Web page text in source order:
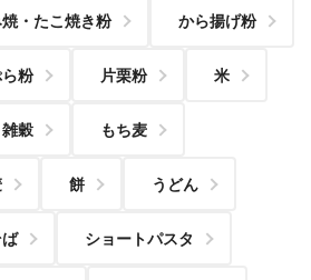
・たこ焼き粉 から揚げ粉
粉 片栗粉 米
雑穀 もち麦
餅 うどん
ショートパスタ